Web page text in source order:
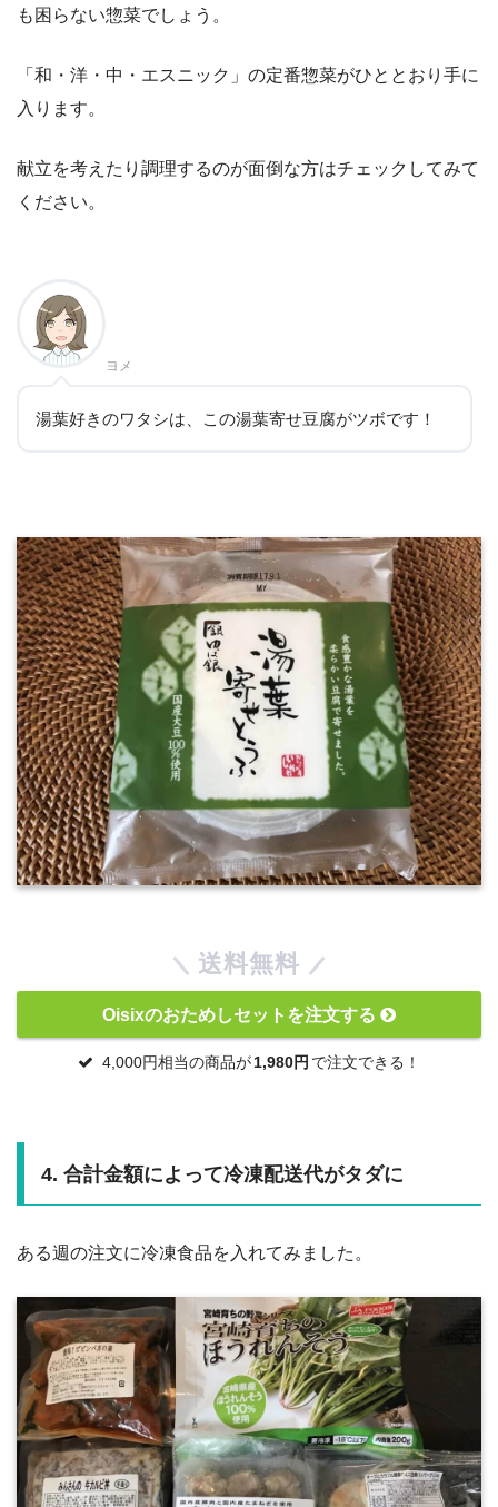
も困らない惣菜でしょう。
「和・洋・中・エスニック」の定番惣菜がひととおり手に
入ります。
献立を考えたり調理するのが面倒な方はチェックしてみて
ください。
ヨメ
湯葉好きのワタシは、この湯葉寄せ豆腐がツボです！
送料無料
Oisixのおためしセットを注文する
4,000円相当の商品が1,980円 で注文できる！
4. 合計金額によって冷凍配送代がタダに
ある週の注文に冷凍食品を入れてみました。